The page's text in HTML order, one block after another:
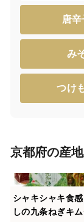
唐
み
つけ
京都府の産
シャキシャキ食
しの九条ねぎキ